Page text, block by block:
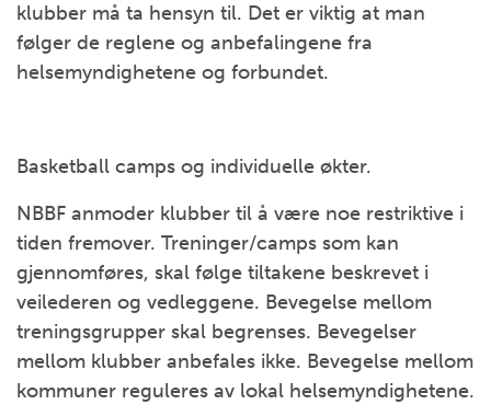
klubber må ta hensyn til. Det er viktig at man
følger de reglene og anbefalingene fra
helsemyndighetene og forbundet.
Basketball camps og individuelle økter.
NBBF anmoder klubber til å være noe restriktive i
tiden fremover. Treninger/camps som kan
gjennomføres, skal følge tiltakene beskrevet i
veilederen og vedleggene. Bevegelse mellom
treningsgrupper skal begrenses. Bevegelser
mellom klubber anbefales ikke. Bevegelse mellom
kommuner reguleres av lokal helsemyndighetene.